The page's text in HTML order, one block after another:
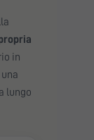
in
lungo